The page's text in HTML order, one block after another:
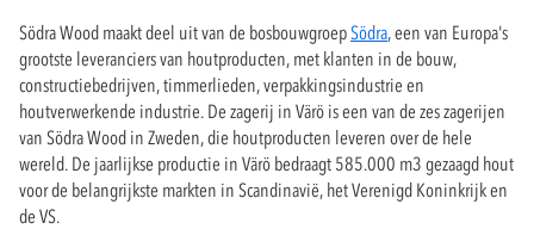
Södra Wood maakt deel uit van de bosbouwgroepSödra, een van Europa's
grootste leveranciers van houtproducten, met klanten in de bouw,
constructiebedrijven, timmerlieden, verpakkingsindustrie en
houtverwerkende industrie. De zagerij in Värö is een van de zes zagerijen
van Södra Wood in Zweden, die houtproducten leveren over de hele
wereld. De jaarlijkse productie in Värö bedraagt 585.000 m3 gezaagd hout
voor de belangrijkste markten in Scandinavië, het Verenigd Koninkrijk en
de VS.